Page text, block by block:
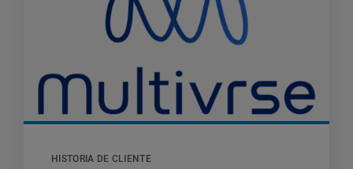
HISTORIA DE CLIENTE